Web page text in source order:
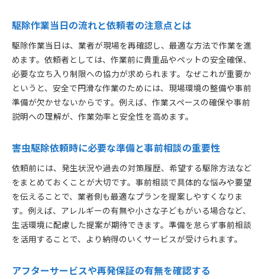
駆除作業当日の流れと依頼者の注意点とは
駆除作業当日は、業者が現場を再確認し、最適な方法で作業を進
めます。依頼者としては、作業前に貴重品やペットの安全確保、
必要な立ち入り制限への協力が求められます。なぜこれが重要か
というと、安全で円滑な作業のためには、現場環境の整備や事前
準備が欠かせないからです。例えば、作業スペースの確保や事前
説明への理解が、作業効率と安全性を高めます。
害虫駆除依頼時に必要な準備と事前相談の重要性
依頼前には、発生状況や過去の対策履歴、希望する駆除方法など
をまとめておくことが大切です。事前相談で具体的な悩みや要望
を伝えることで、業者側も最適なプランを提案しやすくなりま
す。例えば、アレルギーの有無や小さな子どもがいる場合など、
生活環境に配慮した提案が期待できます。準備を怠らず事前相談
を活用することで、より納得のいくサービスが受けられます。
アフターサービスや再発保証の有無を確認する